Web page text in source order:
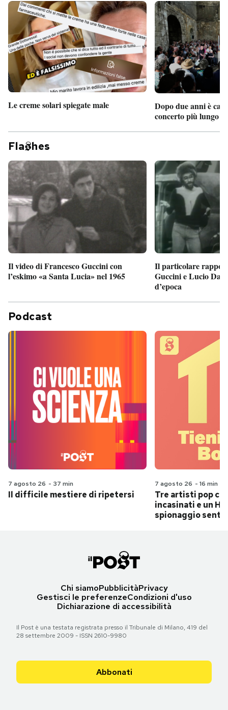
Le creme solari spiegate male
Dopo due anni è
concerto più lungo
Fla hes
Il video di Francesco Guccini con
l’eskimo «a Santa Lucia» nel 1965
Il particolare
Guccini e Lucio
d’epoca
Podcast
7 agosto 26 - 37 min
Il difficile mestiere di ripetersi
7 agosto 26 - 16 min
Tre artisti pop
incasinati e un
spionaggio
Chi siamoPubblicitàPrivacy
Gestisci le preferenzeCondizioni d'uso
Dichiarazione di accessibilità
Il Post è una testata registrata presso il Tribunale di Milano, 419 del
28 settembre 2009 - ISSN 2610-9980
Abbonati